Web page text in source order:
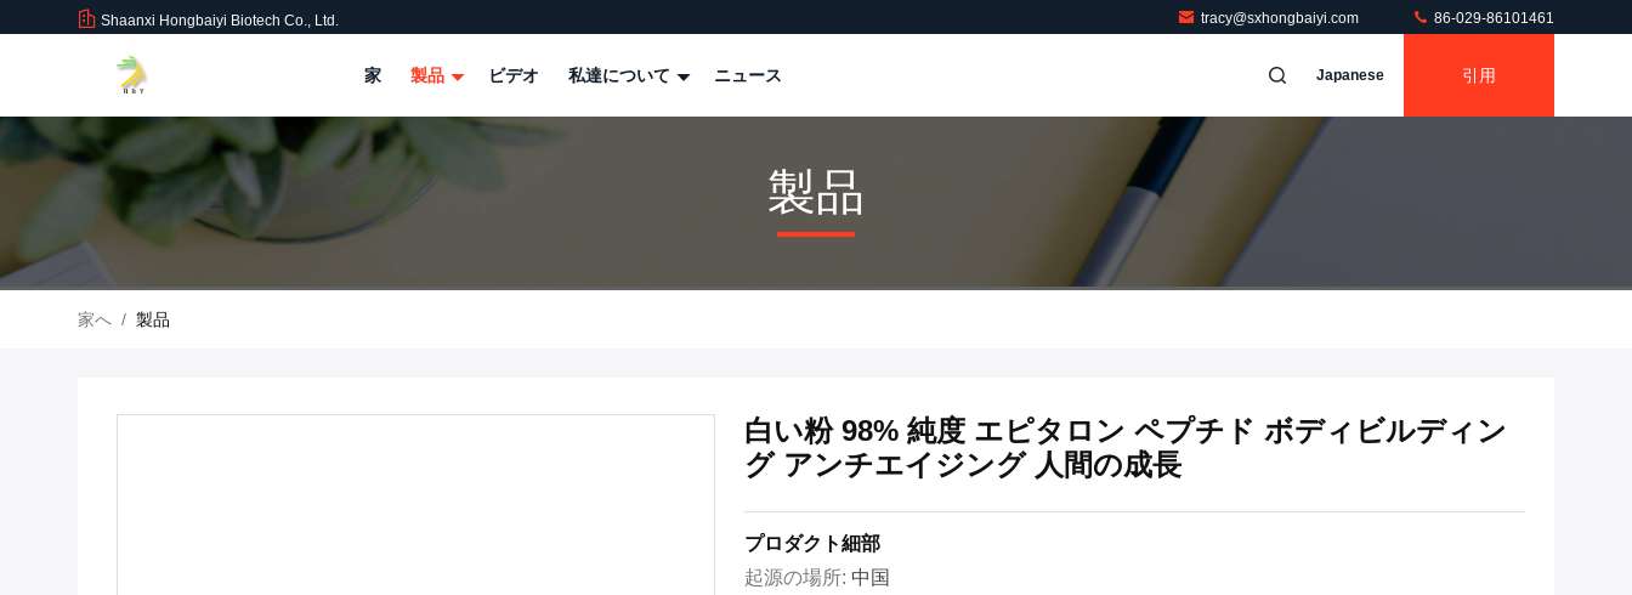
Shaanxi Hongbaiyi Biotech Co., Ltd. tracy@sxhongbaiyi.com 86-029-86101461
家 製品 ビデオ 私達について ニュース Japanese 引用
製品
家へ / 製品
白い粉 98% 純度 エピタロン ペプチド ボディビルディン
グ アンチエイジング 人間の成長
プロダクト細部
起源の場所: 中国